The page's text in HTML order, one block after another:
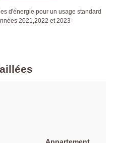
d'énergie pour un usage standard
2021,2022 et 2023